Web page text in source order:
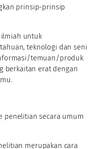
prinsip-prinsip
ilmiah untuk
teknologi dan seni
temuan/produk
berkaitan erat dengan
penelitian secara umum
merupakan cara